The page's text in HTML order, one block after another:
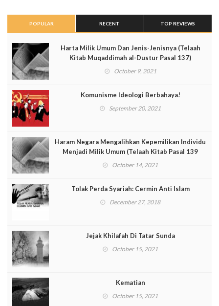
POPULAR RECENT TOP REVIEWS
Harta Milik Umum Dan Jenis-Jenisnya (Telaah
Kitab Muqaddimah al-Dustur Pasal 137)
October 9, 2021
Komunisme Ideologi Berbahaya!
September 20, 2021
Haram Negara Mengalihkan Kepemilikan Individu
Menjadi Milik Umum (Telaah Kitab Pasal 139
Muqaddimah al-Dustur)
October 14, 2021
Tolak Perda Syariah: Cermin Anti Islam
December 27, 2018
Jejak Khilafah Di Tatar Sunda
October 15, 2021
Kematian
October 15, 2021